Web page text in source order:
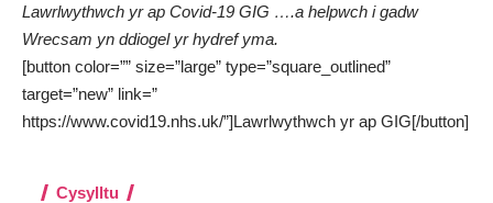
Lawrlwythwch yr ap Covid-19 GIG ….a helpwch i gadw
Wrecsam yn ddiogel yr hydref yma.
[button color=”” size=”large” type=”square_outlined”
target=”new” link=”
https://www.covid19.nhs.uk/”]Lawrlwythwch yr ap GIG[/button]
Cysylltu